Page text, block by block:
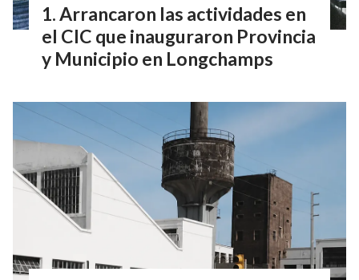
Arrancaron las actividades en
el CIC que inauguraron Provincia
y Municipio en Longchamps